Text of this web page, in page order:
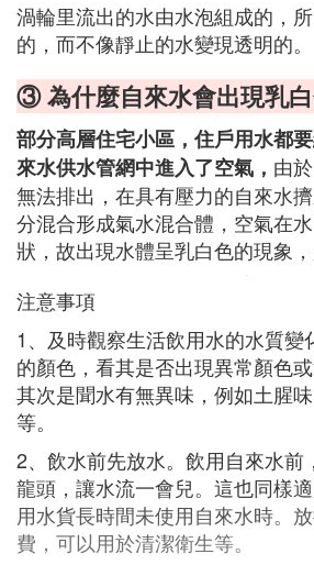
渦輪里流出的水由水泡組成的，
的，而不像靜止的水變現透明的。
③ 為什麼自來水會出現乳
部分高層住宅小區，住戶用水都
來水供水管網中進入了空氣， 由
無法排出，在具有壓力的自來水
分混合形成氣水混合體，空氣在
狀，故出現水體呈乳白色的現象，
注意事項
1、及時觀察生活飲用水的水質變
的顏色，看其是否出現異常顏色
其次是聞水有無異味，例如土腥
等。
2、飲水前先放水。飲用自來水前
龍頭，讓水流一會兒。這也同樣
用水貨長時間未使用自來水時。
費，可以用於清潔衛生等。